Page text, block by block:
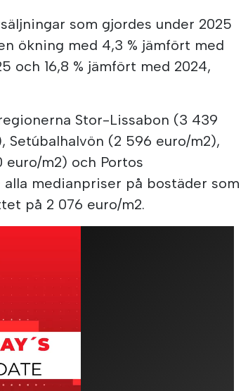
som gjordes under 2025
ökning med 4,3 % jämfört med
och 16,8 % jämfört med 2024,
Stor-Lissabon (3 439
Setúbalhalvön (2 596 euro/m2),
euro/m2) och Portos
medianpriser på bostäder som
på 2 076 euro/m2.